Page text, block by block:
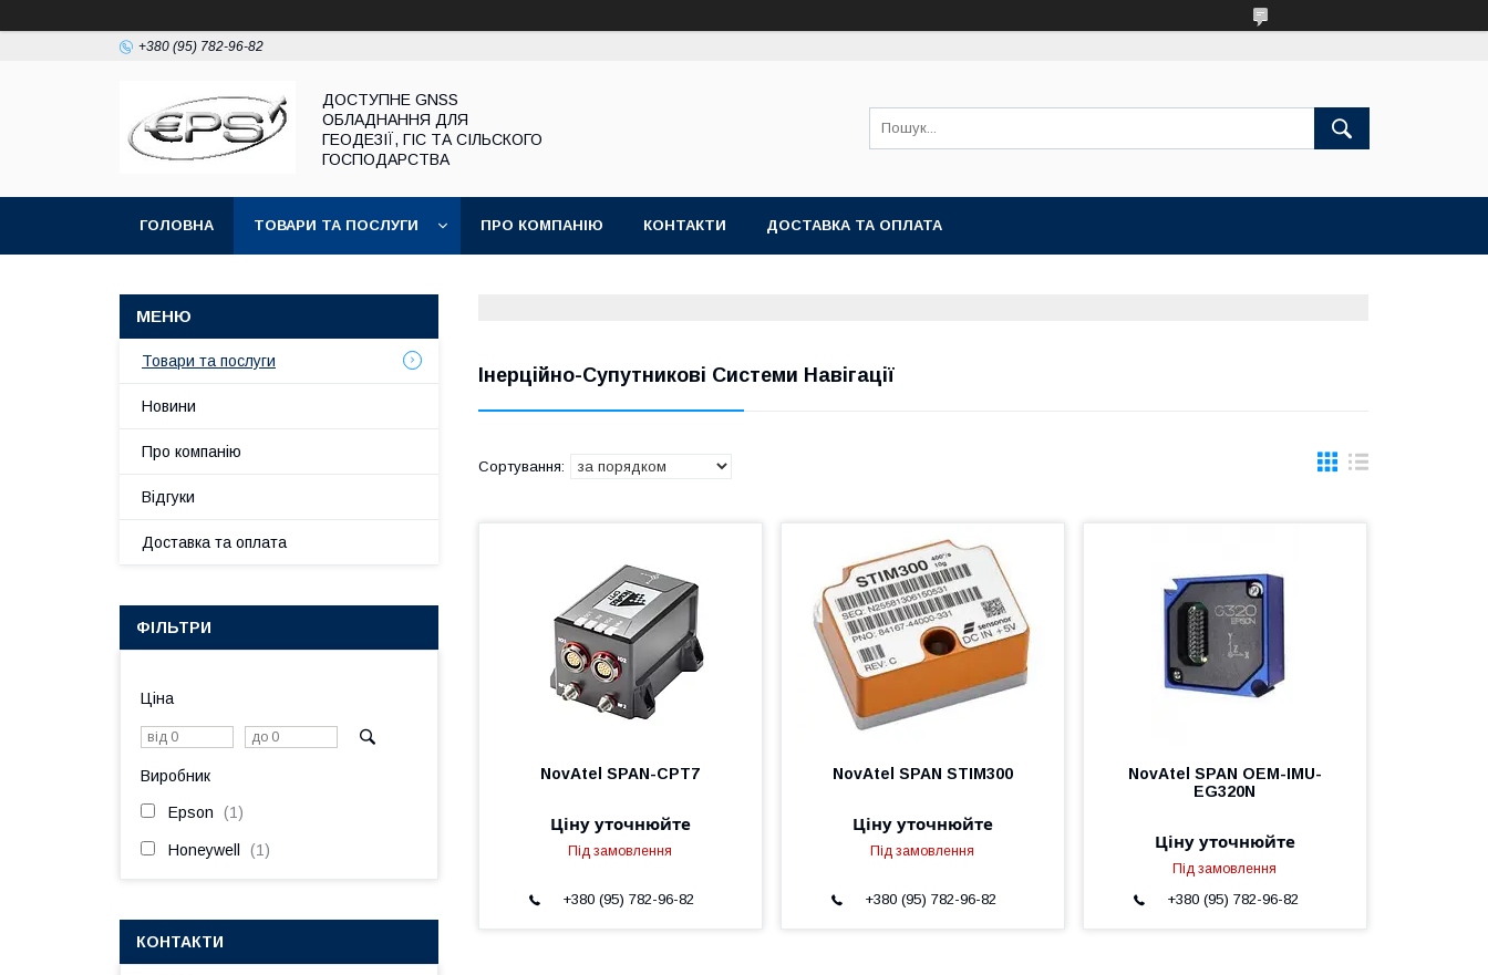
+380 (95) 782-96-82
ДОСТУПНЕ GNSS
ОБЛАДНАННЯ ДЛЯ
ГЕОДЕЗІЇ, ГІС ТА СІЛЬСКОГО
ГОСПОДАРСТВА
ГОЛОВНА ТОВАРИ ТА ПОСЛУГИ ПРО КОМПАНІЮ КОНТАКТИ ДОСТАВКА ТА ОПЛАТА
Iнерційно-Супутникові Системи Навігації
NovAtel SPAN-CPT7
Ціну уточнюйте
Під замовлення
+380 (95) 782-96-82
NovAtel SPAN STIM300
Ціну уточнюйте
Під замовлення
+380 (95) 782-96-82
NovAtel SPAN OEM-IMU-
EG320N
Ціну уточнюйте
Під замовлення
+380 (95) 782-96-82
Товари та послуги
Новини
Про компанію
Відгуки
Доставка та оплата
ФІЛЬТРИ
Ціна
Виробник
Epson 1
Honeywell 1
КОНТАКТИ